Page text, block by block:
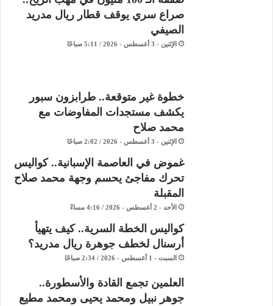
صراع سري يوقف قطار ريال مدريد
الصيفي
الإثنين - 3 أغسطس - 2026 / 5:11 صباحًا
خطوة غير متوقعة.. طرابزون سبور
يكشف مستجدات المفاوضات مع
محمد صلاح
الإثنين - 3 أغسطس - 2026 / 2:02 صباحًا
غموض في العاصمة الإسبانية.. كواليس
تحرك مفاجئ يحسم وجهة محمد صلاح
المقبلة
الأحد - 2 أغسطس - 2026 / 4:16 مساءً
كواليس الخطة السرية.. كيف يتهيأ
أرسنال لخطف جوهرة ريال مدريد؟
السبت - 1 أغسطس - 2026 / 2:34 صباحًا
​العلمين تجمع القادة والأسطورة..
جوهر نبيل ومحمد يحيى ومحمد مطيع